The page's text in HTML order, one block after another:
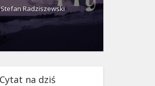
Radziszewski
Cytat na dziś